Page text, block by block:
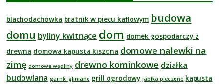
blachodachówka bratnik w piecu kaflowym budowa
domu byliny kwitnące dom domek gospodarczy z
drewna domowa kapusta kiszona domowe nalewki na
zimę domowe wędliny drewno kominkowe działka
budowlana garnki gliniane grill ogrodowy jabłka pieczone kapusta